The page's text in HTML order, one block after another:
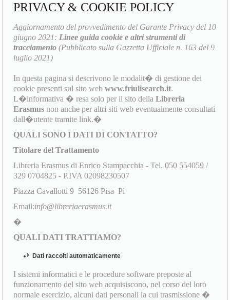
PRIVACY & COOKIE POLICY
Aggiornamento del provvedimento del Garante Privacy del 10
giugno 2021: Linee guida cookie e altri strumenti di
tracciamento (Pubblicato sulla Gazzetta Ufficiale n. 163 del 9
luglio 2021)
In questa pagina si descrivono le modalit� di gestione dei
cookie presenti sul sito webwww.friulisearch.it.
L�informativa � resa solo per il sito dellaLibreria
Erasmus non anche per altri siti web eventualmente consultati
dall�utente tramite link.�
QUALI SONO I DATI DI CONTATTO?
Titolare del Trattamento
Libreria Erasmus di Enrico Stampacchia - Tel. 050 554059 /
329 0704825 - P.IVA 02098230507
Piazza Cavallotti 9 56126 Pisa Pi
Email:info@libreriaerasmus.it
�
QUALI DATI TRATTIAMO?
Dati raccolti automaticamente
I sistemi informatici e le procedure software preposte al
funzionamento del sito web acquisiscono, nel corso del loro
normale esercizio, alcuni dati personali la cui trasmissione �